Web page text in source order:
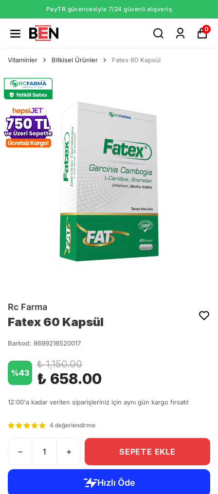
PayTR güvencesiyle 7/24 güvenli alışveriş
0
Vitaminler Bitkisel Ürünler Fatex 60 Kapsül
Rc Farma
Fatex 60 Kapsül
Barkod: 8699216520017
%43
₺ 1,150.00
₺ 658.00
12:00'a kadar verilen siparişleriniz için aynı gün kargo fırsatı!
4 değerlendirme
SEPETE EKLE